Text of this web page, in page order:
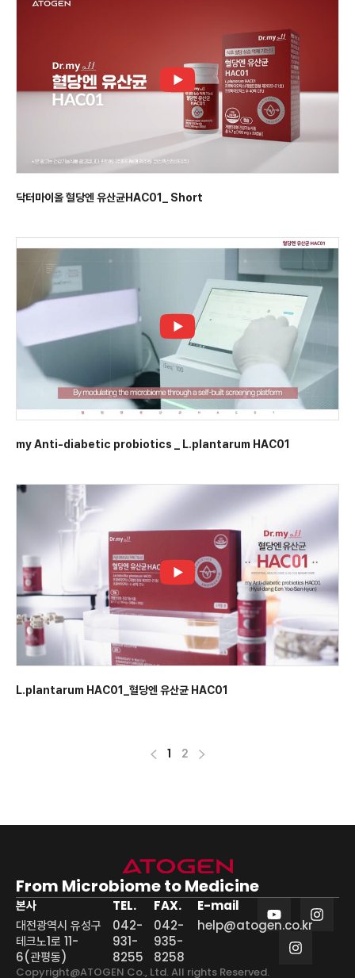
닥터마이올 혈당엔 유산균HAC01_ Short
my Anti-diabetic probiotics _ L.plantarum HAC01
L.plantarum HAC01_혈당엔 유산균 HAC01
1 2
From Microbiometo Medicine
본사
대전광역시 유성구
테크노1로 11-
6(관평동)
TEL.
042-
931-
8255
FAX.
042-
935-
8258
E-mail
help@atogen.co.kr
Copyright@ATOGEN Co., Ltd. All rights Reserved.